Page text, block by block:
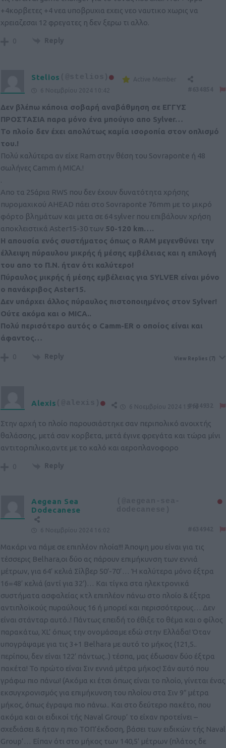
+4κορβετες +4 νεα υποβρυχια εχεις νεο ναυτικο χωρις να
χρειαζεσαι 12 φρεγατες η δεν ξερω τι αλλο.
0 Reply
Stelios
Active Member
6 Νοεμβρίου 2024 10:42
Δεν βλέπω κάποια σοβαρή αναβάθμηση σε ΕΓΓΥΣ
ΠΡΟΣΤΑΣΙΑ παρα μόνο ένα μπούγιο απο Sylver…
Το πλοίο δεν έχει απολύτως καμία ισοροπία στον οπλισμό
του.!
Πολύ καλύτερα αν είχε Ram στην θέση του Sovraponte ή 48
σωλήνες Camm ή MICA.!
.
Απο τα 25άρια RWS που δεν έχουν δυνατότητα χρήσης
πυρομαχικού ΑHEAD πάει στο Sovraponte 76mm με το μικρό
φόρτο βλημάτων και μετα σε 64 sylver που επιβάλουν χρήση
αποκλειστικά Aster15-30 των 50-120 km….
Η απουσία ενός συστήματος όπως ο RAM μεγενθύνει την
έλλειψη πύραυλου μικρής ή μέσης εμβέλειας και η επιλογή
του απο το Π.Ν. ήταν ότι καλύτερο!
Πύραυλος μικρής ή μέσης εμβέλειας για SYLVER είναι μόνο
ο πανάκριβος Aster15.
Δεν υπάρχει άλλος πύραυλος πιστοποιημένος στον Sylver!
Ούτε ακόμα και ο MICA..
Πολύ περισότερο αυτός ο Camm-ER ο οποίος είναι και
άφαντος…
0 Reply View Replies (7)
Alexis 6 Νοεμβρίου 2024 15:16#634932
Στην αρχή το πλοίο παρουσιάστηκε σαν περιπολικό ανοιχτής
θαλάσσης, μετά σαν κορβετα, μετά έγινε φρεγάτα και τώρα μίνι
αντιτορπιλικο,αντε με το καλό και αεροπλανοφορο
0 Reply
Aegean Sea
Dodecanese
6 Νοεμβρίου 2024 16:02
Μακάρι να πάμε σε επιπλέον πλοία!!! Άποψη μου είναι για τις
τέσσερις Belhara,οι δύο ας πάρουν επιμήκυνση των εννιά
μέτρων, για 64′ κελιά Σίλβερ 50′-70’… Ή καλύτερα μόνο έξτρα
16=48′ κελιά (αντί για 32′)… Και τίγκα στα ηλεκτρονικά
συστήματα ασφαλείας κτλ επιπλέον πάνω στο πλοίο & έξτρα
αντιπλοϊκούς πυραύλους 16 ή μπορεί και περισσότερους… Δεν
είναι στάνταρ αυτό..! Πάντως επειδή το έθιξε το θέμα και ο φίλος
παρακάτω, XL’ όπως την ονομάσαμε εδώ στην Ελλάδα! Όταν
υπογράψαμε για τις 3+1 Belhara με αυτό το μήκος (121,5..
περίπου, δεν είναι 122′ πάντως..) τέσπα, μας έδωσαν δύο έξτρα
πακέτα! Το πρώτο είναι Σιν εννιά μέτρα μήκος! Σάν αυτό που
γράφω πιο πάνω! (Ακόμα κι έτσι όπως είναι το πλοίο, γίνεται ένας
εκσυγχρονισμός για επιμήκυνση του πλοίου στα Σιν 9″ μέτρα
μήκος, όπως έγραψα πιο πάνω.. Και στο δεύτερο πακέτο, που
ακόμα και οι ειδικοί τής Naval Group’ το είχαν προτείνει –
σχεδιάσει & ήταν η πιο ΤΟΠ’έκδοση, βάσει των ειδικών τής Naval
Group’… Είπαν ότι στο μήκος των 140,5′ μέτρων (πλάτος δε